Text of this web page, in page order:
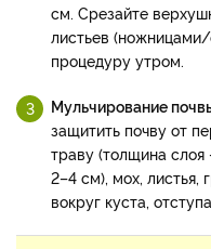
см. Срезайте
листьев
процедуру утром.
Мульчирование
защитить почву от
траву (толщина
2–4 см), мох, листья,
вокруг куста,